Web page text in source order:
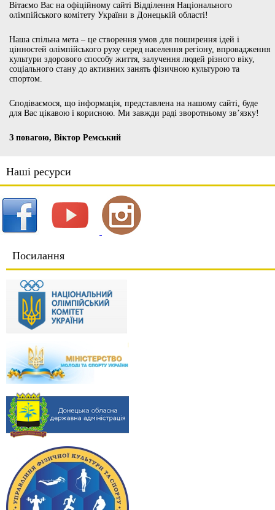
Вітаємо Вас на офіційному сайті Відділення Національного
олімпійського комітету України в Донецькій області!
Наша спільна мета – це створення умов для поширення ідей і
цінностей олімпійського руху серед населення регіону, впровадження
культури здорового способу життя, залучення людей різного віку,
соціального стану до активних занять фізичною культурою та
спортом.
Сподіваємося, що інформація, представлена на нашому сайті, буде
для Вас цікавою і корисною. Ми завжди раді зворотньому зв’язку!
З повагою, Віктор Ремський
Наші ресурси
Посилання